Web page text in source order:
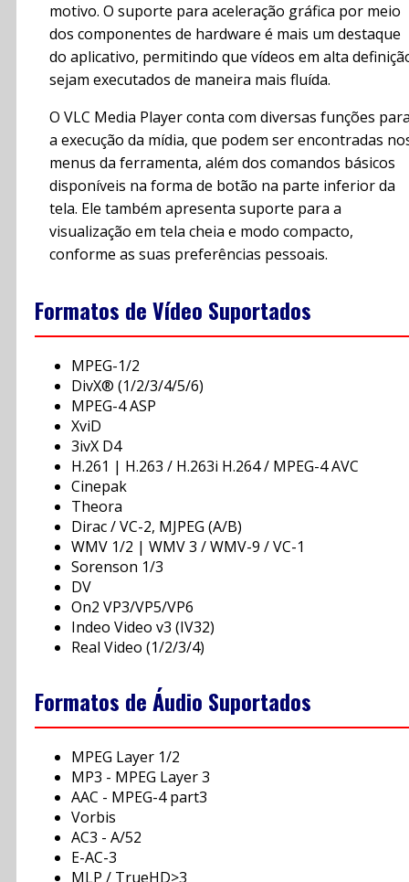
motivo. O suporte para aceleração gráfica por meio
dos componentes de hardware é mais um destaque
do aplicativo, permitindo que vídeos em alta
sejam executados de maneira mais fluída.
O VLC Media Player conta com diversas funções
a execução da mídia, que podem ser encontradas
menus da ferramenta, além dos comandos básicos
disponíveis na forma de botão na parte inferior da
tela. Ele também apresenta suporte para a
visualização em tela cheia e modo compacto,
conforme as suas preferências pessoais.
Formatos de Vídeo Suportados
MPEG-1/2
DivX® (1/2/3/4/5/6)
MPEG-4 ASP
XviD
3ivX D4
H.261 | H.263 / H.263i H.264 / MPEG-4 AVC
Cinepak
Theora
Dirac / VC-2, MJPEG (A/B)
WMV 1/2 | WMV 3 / WMV-9 / VC-1
Sorenson 1/3
DV
On2 VP3/VP5/VP6
Indeo Video v3 (IV32)
Real Video (1/2/3/4)
Formatos de Áudio Suportados
MPEG Layer 1/2
MP3 - MPEG Layer 3
AAC - MPEG-4 part3
Vorbis
AC3 - A/52
E-AC-3
MLP / TrueHD>3